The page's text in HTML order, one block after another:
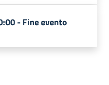
-Fine evento